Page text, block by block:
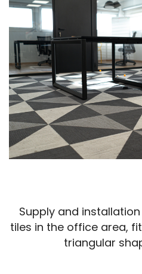
Supply and
tiles in the office area,
triangular